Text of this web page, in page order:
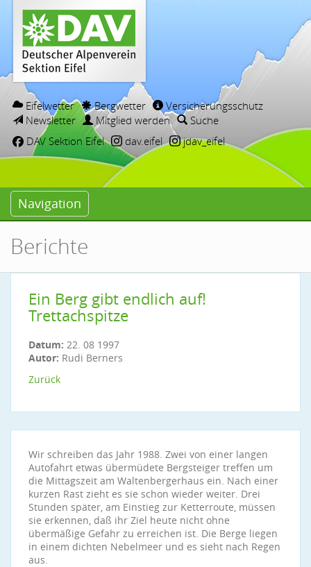
Eifelwetter Bergwetter
Versicherungsschutz
Newsletter
Mitglied werden
Suche
DAV Sektion Eifel
dav.eifel jdav_eifel
Navigation
Berichte
Ein Berg gibt endlich auf!
Trettachspitze
Datum: 22. 08 1997
Autor: Rudi Berners
Zurück
Wir schreiben das Jahr 1988. Zwei von einer langen
Autofahrt etwas übermüdete Bergsteiger treffen um
die Mittagszeit am Waltenbergerhaus ein. Nach einer
kurzen Rast zieht es sie schon wieder weiter. Drei
Stunden später, am Einstieg zur Ketterroute, müssen
sie erkennen, daß ihr Ziel heute nicht ohne
übermäßige Gefahr zu erreichen ist. Die Berge liegen
in einem dichten Nebelmeer und es sieht nach Regen
aus.